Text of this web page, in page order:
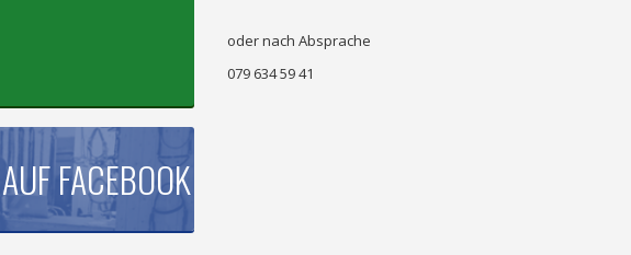
FACEBOOK
oder nach Absprache
079 634 59 41